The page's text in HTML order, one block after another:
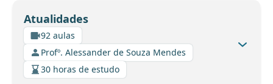
Atualidades
92 aulas
Profº. Alessander de Souza Mendes
30 horas de estudo